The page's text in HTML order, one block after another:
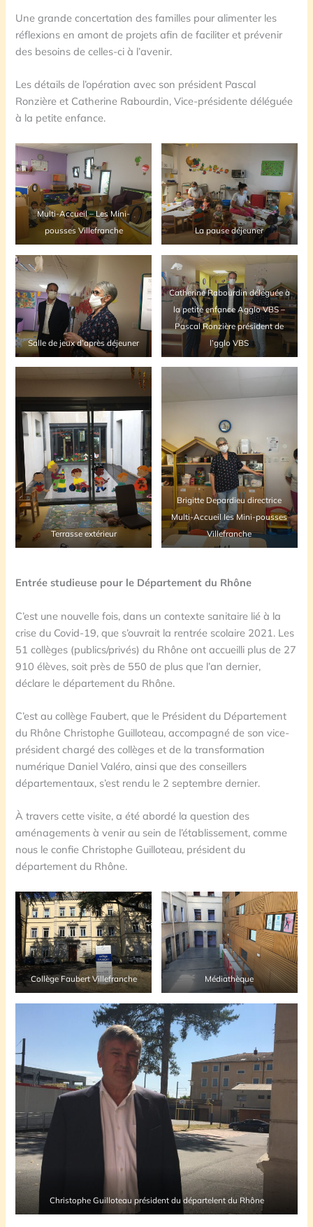
Une grande concertation des familles pour alimenter les
réflexions en amont de projets afin de faciliter et prévenir
des besoins de celles-ci à l’avenir.
Les détails de l’opération avec son président Pascal
Ronzière et Catherine Rabourdin, Vice-présidente déléguée
à la petite enfance.
Multi-Accueil – Les Mini-
pousses Villefranche
La pause déjeuner
Salle de jeux d’après déjeuner
Catherine Rabourdin déléguée à
la petite enfance Agglo VBS –
Pascal Ronzière président de
l’gglo VBS
Terrasse extérieur
Brigitte Depardieu directrice
Multi-Accueil les Mini-pousses
Villefranche
Entrée studieuse pour le Département du Rhône
C’est une nouvelle fois, dans un contexte sanitaire lié à la
crise du Covid-19, que s’ouvrait la rentrée scolaire 2021. Les
51 collèges (publics/privés) du Rhône ont accueilli plus de 27
910 élèves, soit près de 550 de plus que l’an dernier,
déclare le département du Rhône.
C’est au collège Faubert, que le Président du Département
du Rhône Christophe Guilloteau, accompagné de son vice-
président chargé des collèges et de la transformation
numérique Daniel Valéro, ainsi que des conseillers
départementaux, s’est rendu le 2 septembre dernier.
À travers cette visite, a été abordé la question des
aménagements à venir au sein de l’établissement, comme
nous le confie Christophe Guilloteau, président du
département du Rhône.
Collège Faubert Villefranche Médiathèque
Christophe Guilloteau président du départelent du Rhône